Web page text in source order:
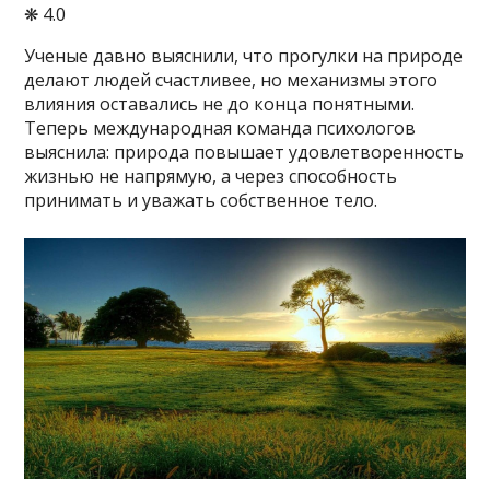
❋ 4.0
Ученые давно выяснили, что прогулки на природе
делают людей счастливее, но механизмы этого
влияния оставались не до конца понятными.
Теперь международная команда психологов
выяснила: природа повышает удовлетворенность
жизнью не напрямую, а через способность
принимать и уважать собственное тело.